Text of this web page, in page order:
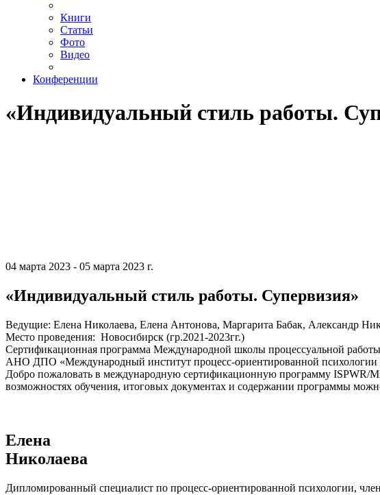
Книги
Статьи
Фото
Видео
Конференции
«Индивидуальный стиль работы.
04 марта 2023 - 05 марта 2023 г.
«Индивидуальный стиль работы. Супервизия»
Ведущие: Елена Николаева, Елена Антонова, Маргарита Бабак, Александр
Место проведения: Новосибирск (гр.2021-2023гг.)
Сертификационная программа Международной школы процессуальной
АНО ДПО «Международный институт процесс-ориентированной
Добро пожаловать в международную сертификационную программу
возможностях обучения, итоговых документах и содержании программы
Елена
Николаева
Дипломированный специалист по процесс-ориентированной психологии,